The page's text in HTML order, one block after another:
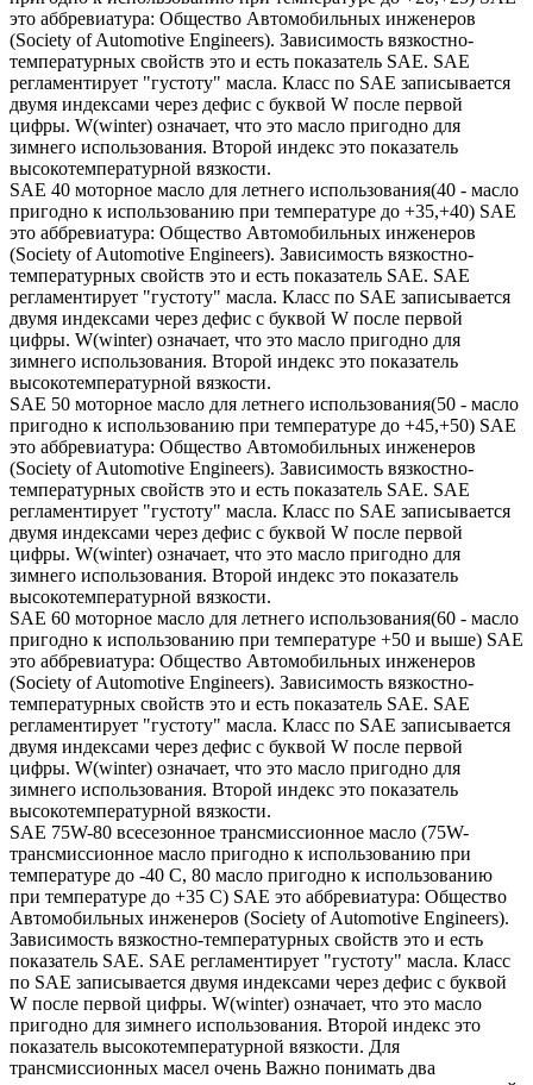
это аббревиатура: Общество Автомобильных инженеров
(Society of Automotive Engineers). Зависимость вязкостно-
температурных свойств это и есть показатель SAE. SAE
регламентирует "густоту" масла. Класс по SAE записывается
двумя индексами через дефис с буквой W после первой
цифры. W(winter) означает, что это масло пригодно для
зимнего использования. Второй индекс это показатель
высокотемпературной вязкости.
SAE 40 моторное масло для летнего использования(40 - масло
пригодно к использованию при температуре до +35,+40) SAE
это аббревиатура: Общество Автомобильных инженеров
(Society of Automotive Engineers). Зависимость вязкостно-
температурных свойств это и есть показатель SAE. SAE
регламентирует "густоту" масла. Класс по SAE записывается
двумя индексами через дефис с буквой W после первой
цифры. W(winter) означает, что это масло пригодно для
зимнего использования. Второй индекс это показатель
высокотемпературной вязкости.
SAE 50 моторное масло для летнего использования(50 - масло
пригодно к использованию при температуре до +45,+50) SAE
это аббревиатура: Общество Автомобильных инженеров
(Society of Automotive Engineers). Зависимость вязкостно-
температурных свойств это и есть показатель SAE. SAE
регламентирует "густоту" масла. Класс по SAE записывается
двумя индексами через дефис с буквой W после первой
цифры. W(winter) означает, что это масло пригодно для
зимнего использования. Второй индекс это показатель
высокотемпературной вязкости.
SAE 60 моторное масло для летнего использования(60 - масло
пригодно к использованию при температуре +50 и выше) SAE
это аббревиатура: Общество Автомобильных инженеров
(Society of Automotive Engineers). Зависимость вязкостно-
температурных свойств это и есть показатель SAE. SAE
регламентирует "густоту" масла. Класс по SAE записывается
двумя индексами через дефис с буквой W после первой
цифры. W(winter) означает, что это масло пригодно для
зимнего использования. Второй индекс это показатель
высокотемпературной вязкости.
SAE 75W-80 всесезонное трансмиссионное масло (75W-
трансмиссионное масло пригодно к использованию при
температуре до -40 С, 80 масло пригодно к использованию
при температуре до +35 С) SAE это аббревиатура: Общество
Автомобильных инженеров (Society of Automotive Engineers).
Зависимость вязкостно-температурных свойств это и есть
показатель SAE. SAE регламентирует "густоту" масла. Класс
по SAE записывается двумя индексами через дефис с буквой
W после первой цифры. W(winter) означает, что это масло
пригодно для зимнего использования. Второй индекс это
показатель высокотемпературной вязкости. Для
трансмиссионных масел очень Важно понимать два